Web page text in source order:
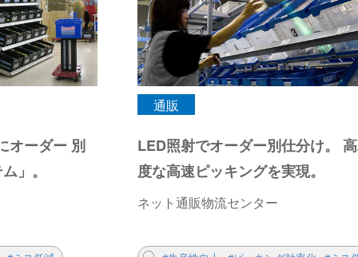
オーダー 別
」。
通販
LED照射でオーダー別仕分け。
度な高速ピッキングを実現。
ネット通販物流センター